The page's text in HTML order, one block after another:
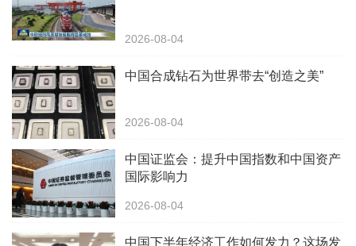
2026-08-04
中国合成钻石为世界带去“创造之美”
2026-08-04
中国证监会：提升中国指数和中国资产
国际影响力
2026-08-04
中国下半年经济工作如何发力？这场发